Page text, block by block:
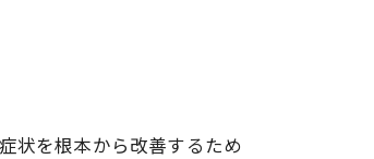
状を根本から改善するため